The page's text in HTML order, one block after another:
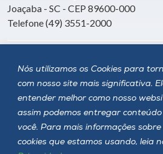
Nós utilizamos os Cookies para
com nosso site mais significativa.
entender melhor como nosso
assim podemos entregar
você. Para mais informações
cookies que estamos usando, leia
Joaçaba - SC - CEP 89600-000
Telefone (49) 3551-2000
Siga a Unoesc